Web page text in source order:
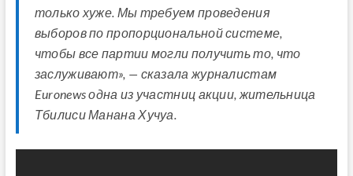
только хуже. Мы требуем проведения
выборов по пропорциональной системе,
чтобы все партии могли получить то, что
заслуживают», — сказала журналистам
Euronews одна из участниц акции, жительница
Тбилиси Манана Хучуа.